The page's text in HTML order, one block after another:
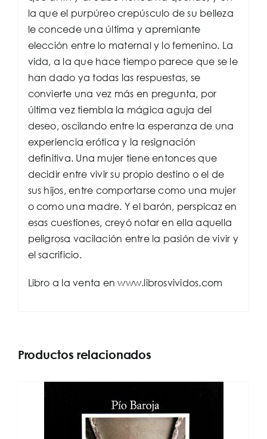
la que el purpúreo crepúsculo de su belleza
le concede una última y apremiante
elección entre lo maternal y lo femenino. La
vida, a la que hace tiempo parece que se le
han dado ya todas las respuestas, se
convierte una vez más en pregunta, por
última vez tiembla la mágica aguja del
deseo, oscilando entre la esperanza de una
experiencia erótica y la resignación
definitiva. Una mujer tiene entonces que
decidir entre vivir su propio destino o el de
sus hijos, entre comportarse como una mujer
o como una madre. Y el barón, perspicaz en
esas cuestiones, creyó notar en ella aquella
peligrosa vacilación entre la pasión de vivir y
el sacrificio.
Libro a la venta en www.librosvividos.com
Productos relacionados